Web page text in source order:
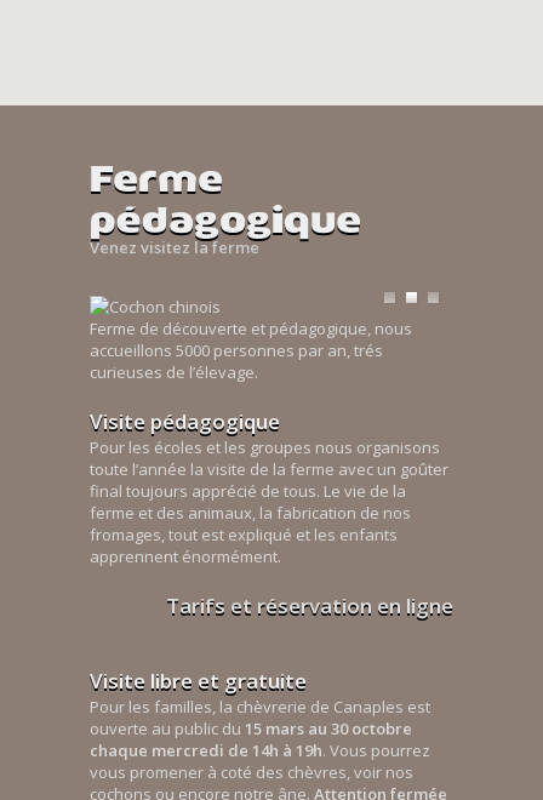
Ferme
pédagogique
Venez visitez la ferme
Ferme de découverte et pédagogique, nous
accueillons 5000 personnes par an, trés
curieuses de l’élevage.
Visite pédagogique
Pour les écoles et les groupes nous organisons
toute l’année la visite de la ferme avec un goûter
final toujours apprécié de tous. Le vie de la
ferme et des animaux, la fabrication de nos
fromages, tout est expliqué et les enfants
apprennent énormément.
Tarifs et réservation en ligne
Visite libre et gratuite
Pour les familles, la chèvrerie de Canaples est
ouverte au public du 15 mars au 30 octobre
chaque mercredi de 14h à 19h. Vous pourrez
vous promener à coté des chèvres, voir nos
cochons ou encore notre âne. Attention fermée